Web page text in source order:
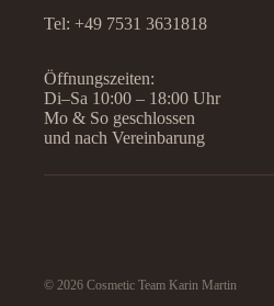
Tel: +49 7531 3631818
Öffnungszeiten:
Di–Sa 10:00 – 18:00 Uhr
Mo & So geschlossen
und nach Vereinbarung
© 2026 Cosmetic Team Karin Martin